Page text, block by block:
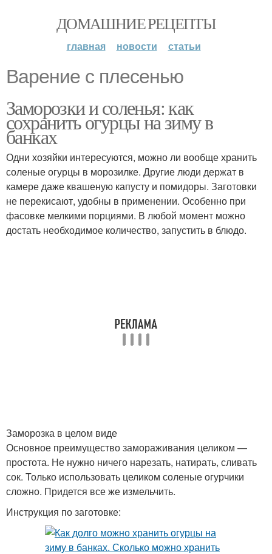
ДОМАШНИЕ РЕЦЕПТЫ
главная новости статьи
Варение с плесенью
Заморозки и соленья: как
сохранить огурцы на зиму в
банках
Одни хозяйки интересуются, можно ли вообще хранить
соленые огурцы в морозилке. Другие люди держат в
камере даже квашеную капусту и помидоры. Заготовки
не перекисают, удобны в применении. Особенно при
фасовке мелкими порциями. В любой момент можно
достать необходимое количество, запустить в блюдо.
Заморозка в целом виде
Основное преимущество замораживания целиком —
простота. Не нужно ничего нарезать, натирать, сливать
сок. Только использовать целиком соленые огурчики
сложно. Придется все же измельчить.
Инструкция по заготовке: